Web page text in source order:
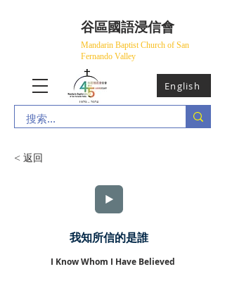
​谷區國語浸信會
Mandarin Baptist Church of San
Fernando Valley
English
< 返回
我知所信的是誰
I Know Whom I Have Believed